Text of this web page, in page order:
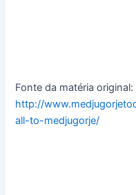
Fonte da matéria original:
http://
all-to-medjugorje/